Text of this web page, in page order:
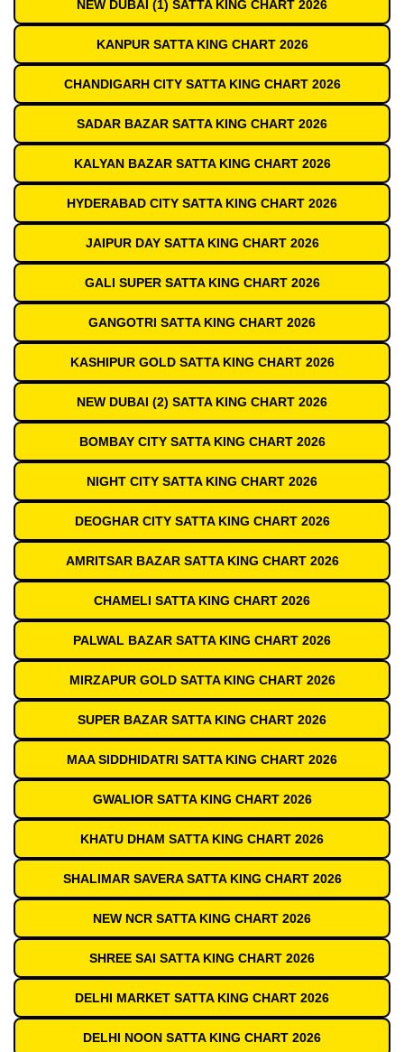
NEW DUBAI (1) SATTA KING CHART 2026
KANPUR SATTA KING CHART 2026
CHANDIGARH CITY SATTA KING CHART 2026
SADAR BAZAR SATTA KING CHART 2026
KALYAN BAZAR SATTA KING CHART 2026
HYDERABAD CITY SATTA KING CHART 2026
JAIPUR DAY SATTA KING CHART 2026
GALI SUPER SATTA KING CHART 2026
GANGOTRI SATTA KING CHART 2026
KASHIPUR GOLD SATTA KING CHART 2026
NEW DUBAI (2) SATTA KING CHART 2026
BOMBAY CITY SATTA KING CHART 2026
NIGHT CITY SATTA KING CHART 2026
DEOGHAR CITY SATTA KING CHART 2026
AMRITSAR BAZAR SATTA KING CHART 2026
CHAMELI SATTA KING CHART 2026
PALWAL BAZAR SATTA KING CHART 2026
MIRZAPUR GOLD SATTA KING CHART 2026
SUPER BAZAR SATTA KING CHART 2026
MAA SIDDHIDATRI SATTA KING CHART 2026
GWALIOR SATTA KING CHART 2026
KHATU DHAM SATTA KING CHART 2026
SHALIMAR SAVERA SATTA KING CHART 2026
NEW NCR SATTA KING CHART 2026
SHREE SAI SATTA KING CHART 2026
DELHI MARKET SATTA KING CHART 2026
DELHI NOON SATTA KING CHART 2026